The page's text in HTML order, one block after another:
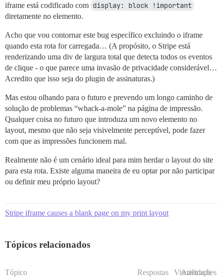
iframe está codificado com display: block !important
diretamente no elemento.
Acho que vou contornar este bug específico excluindo o iframe
quando esta rota for carregada… (A propósito, o Stripe está
renderizando uma div de largura total que detecta todos os eventos
de clique - o que parece uma invasão de privacidade considerável…
Acredito que isso seja do plugin de assinaturas.)
Mas estou olhando para o futuro e prevendo um longo caminho de
solução de problemas “whack-a-mole” na página de impressão.
Qualquer coisa no futuro que introduza um novo elemento no
layout, mesmo que não seja visivelmente perceptível, pode fazer
com que as impressões funcionem mal.
Realmente não é um cenário ideal para mim herdar o layout do site
para esta rota. Existe alguma maneira de eu optar por não participar
ou definir meu próprio layout?
Stripe iframe causes a blank page on my print layout
Tópicos relacionados
Tópico Respostas Visualizações
Atividade